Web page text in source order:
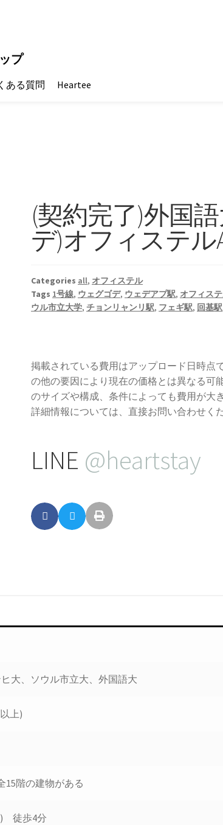
プ
ある質問 Heartee
(契約完了)外国
デ)オフィステル
Categories all, オフィステル
Tags 1号線, ウェグゴデ, ウェデアプ駅, オフィス
ウル市立大学, チョンリャンリ駅, フェギ駅, 回基駅
掲載されている費用はアップロード日時点
の他の要因により現在の価格とは異なる可
のサイズや構成、条件によっても費用が大
詳細情報については、直接お問い合わせく
LINE @heartstay
大、ソウル市立大、外国語大
上)
15階の建物がある
) 徒歩4分